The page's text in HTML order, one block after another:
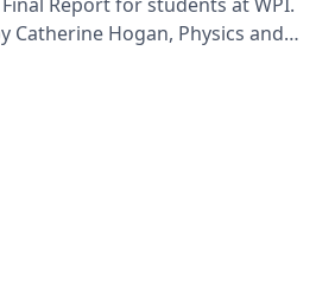
Catherine Hogan, Physics and